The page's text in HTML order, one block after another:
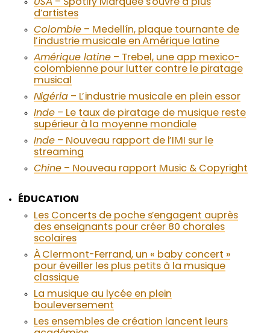
USA – Spotify Marquee s’ouvre à plus
d’artistes
Colombie – Medellín, plaque tournante de
l’industrie musicale en Amérique latine
Amérique latine – Trebel, une app mexico-
colombienne pour lutter contre le piratage
musical
Nigéria – L’industrie musicale en plein essor
Inde – Le taux de piratage de musique reste
supérieur à la moyenne mondiale
Inde – Nouveau rapport de l’IMI sur le
streaming
Chine – Nouveau rapport Music & Copyright
ÉDUCATION
Les Concerts de poche s’engagent auprès
des enseignants pour créer 80 chorales
scolaires
À Clermont-Ferrand, un « baby concert »
pour éveiller les plus petits à la musique
classique
La musique au lycée en plein
bouleversement
Les ensembles de création lancent leurs